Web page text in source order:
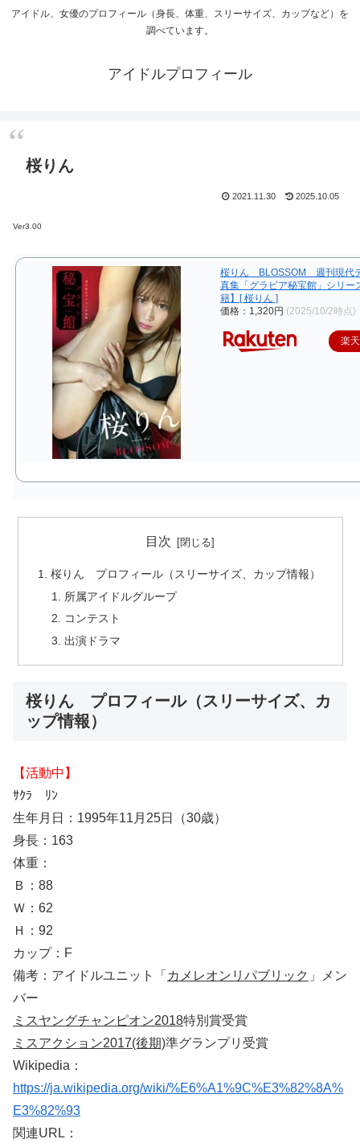
アイドル、女優のプロフィール（身長、体重、スリーサイズ、カップなど）を
調べています。
アイドルプロフィール
桜りん
2021.11.30 2025.10.05
Ver3.00
桜りん BLOSSOM 週刊現代
真集「グラビア秘宝館」シリー
籍】[ 桜りん ]
価格：1,320円 (2025/10/2時点)
楽
目次
桜りん プロフィール（スリーサイズ、カップ情報）
所属アイドルグループ
コンテスト
出演ドラマ
桜りん プロフィール（スリーサイズ、カ
ップ情報）
【活動中】
ｻｸﾗ ﾘﾝ
生年月日：1995年11月25日（30歳）
身長：163
体重：
Ｂ：88
Ｗ：62
Ｈ：92
カップ：F
備考：アイドルユニット「 カメレオンリパブリック 」メン
バー
ミスヤングチャンピオン2018特別賞受賞
ミスアクション2017(後期)準グランプリ受賞
Wikipedia：
https://ja.wikipedia.org/wiki/%E6%A1%9C%E3%82%8A%
E3%82%93
関連URL：